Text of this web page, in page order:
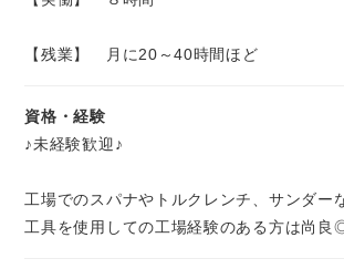
【残業】 月に20～40時間ほど
資格・経験
♪未経験歓迎♪
工場でのスパナやトルクレンチ、サンダー
工具を使用しての工場経験のある方は尚良